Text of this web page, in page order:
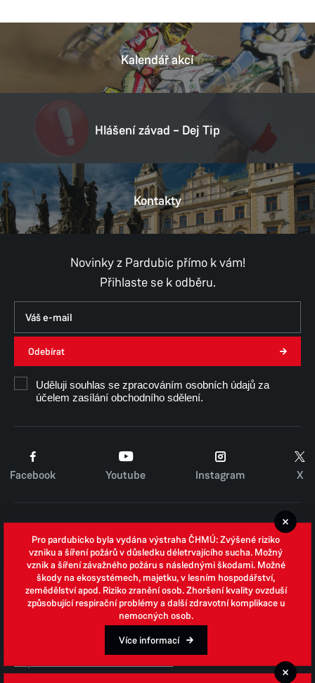
Kalendář akcí
Hlášení závad – Dej Tip
Kontakty
Novinky z Pardubic přímo k vám!
Přihlaste se k odběru.
Odebírat
Uděluji souhlas se zpracováním osobních údajů za
účelem zasílání obchodního sdělení.
Facebook Youtube Instagram X
Zpracování osobních údajů
Whistleblowing
Open data
Povinně zveřejňované informace
Prohlášení o přístupnosti
Odpovědi na žádosti o informace
Pro pardubicko byla vydána výstraha ČHMÚ: Zvýšené riziko
vzniku a šíření požárů v důsledku déletrvajícího sucha. Možný
vznik a šíření závažného požáru s následnými škodami. Možné
škody na ekosystémech, majetku, v lesním hospodářství,
zemědělství apod. Riziko zranění osob. Zhoršení kvality ovzduší
způsobující respirační problémy a další zdravotní komplikace u
nemocných osob.
Více informací